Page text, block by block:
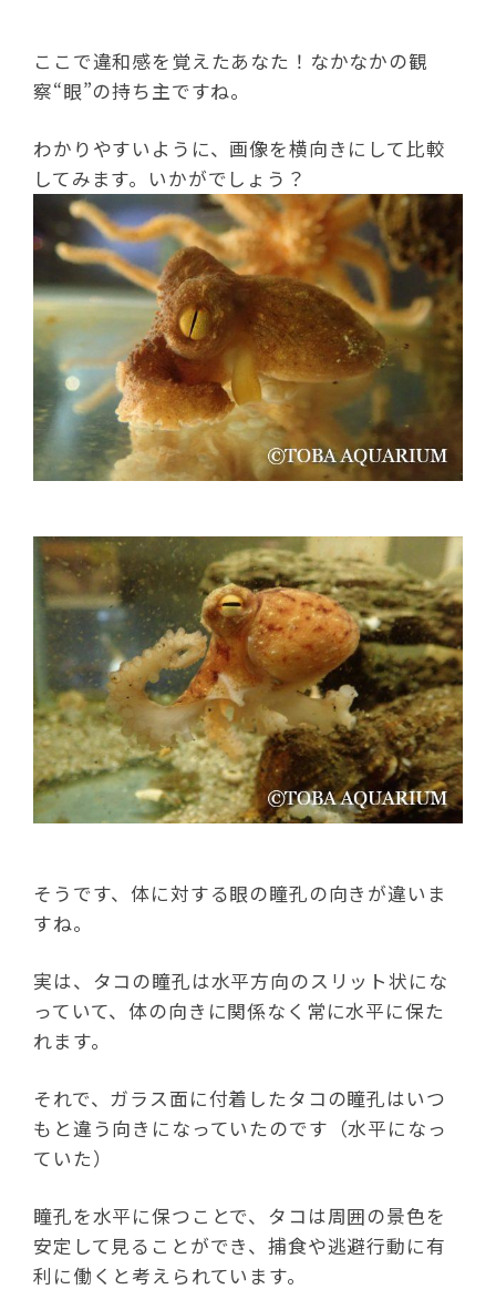
ここで違和感を覚えたあなた！なかなかの観
察“眼”の持ち主ですね。
わかりやすいように、画像を横向きにして比較
してみます。いかがでしょう？
そうです、体に対する眼の瞳孔の向きが違いま
すね。
実は、タコの瞳孔は水平方向のスリット状にな
っていて、体の向きに関係なく常に水平に保た
れます。
それで、ガラス面に付着したタコの瞳孔はいつ
もと違う向きになっていたのです（水平になっ
ていた）
瞳孔を水平に保つことで、タコは周囲の景色を
安定して見ることができ、捕食や逃避行動に有
利に働くと考えられています。